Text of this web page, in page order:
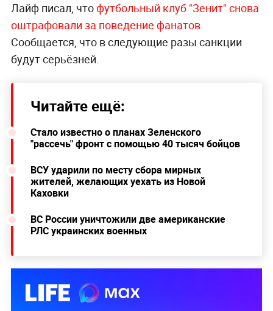
Лайф писал, чтофутбольный клуб "Зенит" снова
оштрафовали за поведение фанатов.
Сообщается, что в следующие разы санкции
будут серьёзней.
Читайте ещё:
Стало известно о планах Зеленского
"рассечь" фронт с помощью 40 тысяч бойцов
ВСУ ударили по месту сбора мирных
жителей, желающих уехать из Новой
Каховки
ВС России уничтожили две американские
РЛС украинских военных